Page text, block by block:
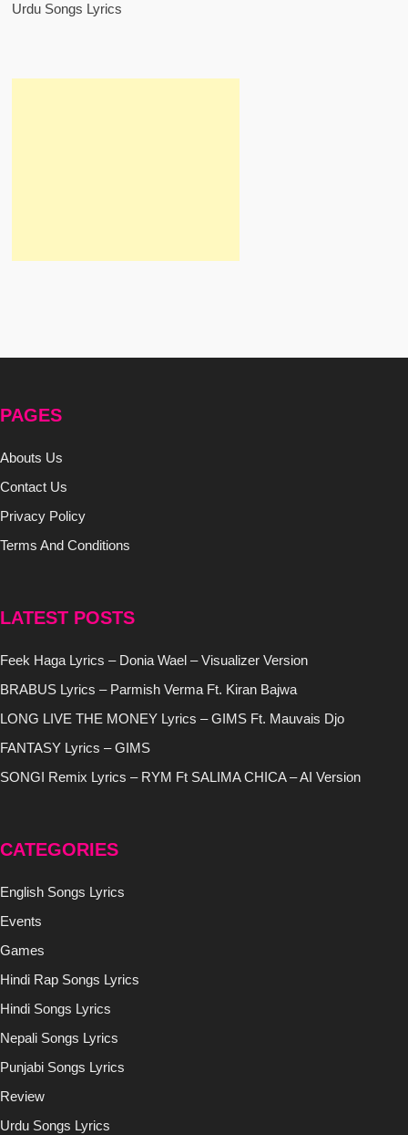
Urdu Songs Lyrics
PAGES
Abouts Us
Contact Us
Privacy Policy
Terms And Conditions
LATEST POSTS
Feek Haga Lyrics – Donia Wael – Visualizer Version
BRABUS Lyrics – Parmish Verma Ft. Kiran Bajwa
LONG LIVE THE MONEY Lyrics – GIMS Ft. Mauvais Djo
FANTASY Lyrics – GIMS
SONGI Remix Lyrics – RYM Ft SALIMA CHICA – AI Version
CATEGORIES
English Songs Lyrics
Events
Games
Hindi Rap Songs Lyrics
Hindi Songs Lyrics
Nepali Songs Lyrics
Punjabi Songs Lyrics
Review
Urdu Songs Lyrics